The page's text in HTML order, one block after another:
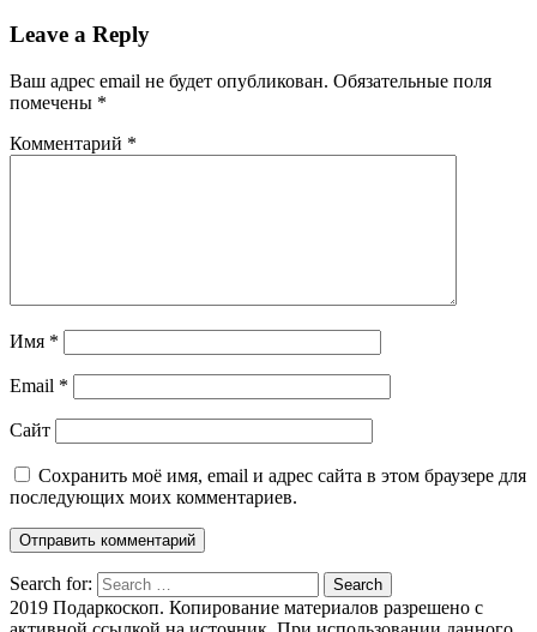
Leave a Reply
Ваш адрес email не будет опубликован. Обязательные поля
помечены *
Комментарий *
Имя *
Email *
Сайт
Сохранить моё имя, email и адрес сайта в этом браузере для
последующих моих комментариев.
Search for: Search
2019 Подаркоскоп. Копирование материалов разрешено с